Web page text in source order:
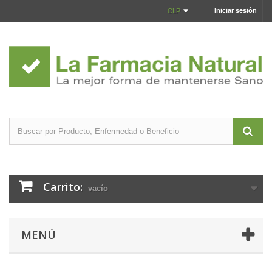
Iniciar sesión
CLP
Carrito: vacío
MENÚ